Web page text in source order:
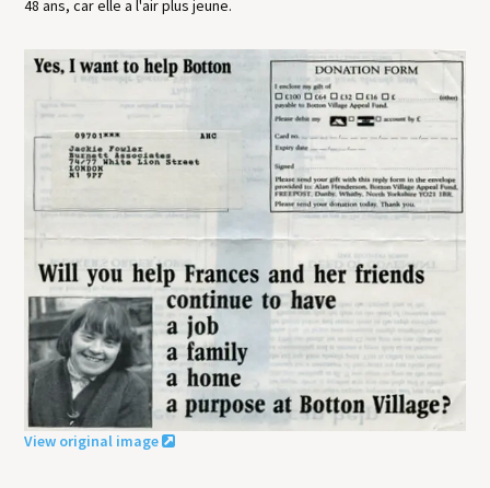
48 ans, car elle a l'air plus jeune.
View original image